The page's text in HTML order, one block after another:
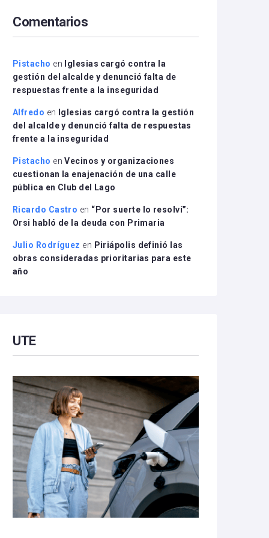
disminuir
el
Comentarios
Pistacho en
Iglesias cargó contra la
gestión del alcalde y denunció falta de
respuestas frente a la inseguridad
Alfredo en
Iglesias cargó contra la gestión
del alcalde y denunció falta de respuestas
frente a la inseguridad
Pistacho enVecinos y organizaciones
cuestionan la enajenación de una calle
pública en Club del Lago
Ricardo Castro en “Por suerte lo resolví”:
Orsi habló de la deuda con Primaria
Julio Rodríguez en Piriápolis definió las
obras consideradas prioritarias para este
año
UTE